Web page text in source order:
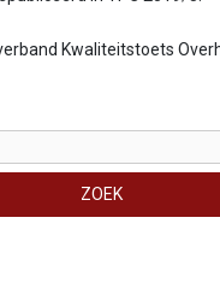
Kwaliteitstoets
ZOEK